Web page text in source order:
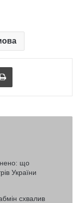
поштоюНадрукувати
що
України
схвалив